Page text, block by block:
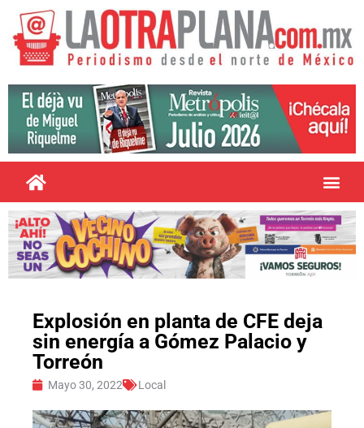
Explosión en planta de CFE deja
sin energía a Gómez Palacio y
Torreón
Mayo 30, 2022 Local